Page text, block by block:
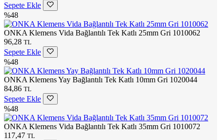
Sepete Ekle
%48
ONKA Klemens Vida Bağlantılı Tek Katlı 25mm Gri 1010062
96,28 TL
Sepete Ekle
%48
ONKA Klemens Yay Bağlantılı Tek Katlı 10mm Gri 1020044
84,86 TL
Sepete Ekle
%48
ONKA Klemens Vida Bağlantılı Tek Katlı 35mm Gri 1010072
117,47 TL